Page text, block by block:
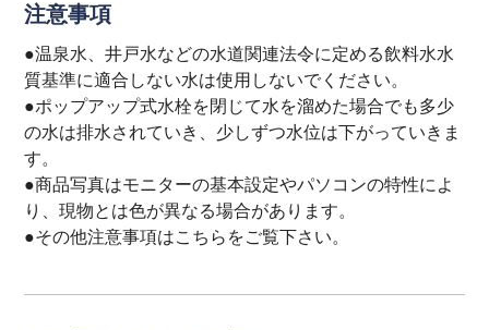
注意事項
●温泉水、井戸水などの水道関連法令に定める飲料水水
質基準に適合しない水は使用しないでください。
●ポップアップ式水栓を閉じて水を溜めた場合でも多少
の水は排水されていき、少しずつ水位は下がっていきま
す。
●商品写真はモニターの基本設定やパソコンの特性によ
り、現物とは色が異なる場合があります。
●その他注意事項はこちら をご覧下さい。